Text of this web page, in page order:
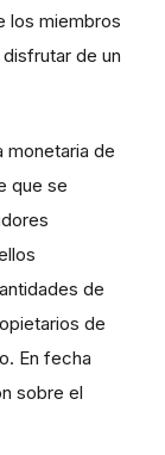
los miembros
de un
monetaria de
que se
de
de
En fecha
sobre el